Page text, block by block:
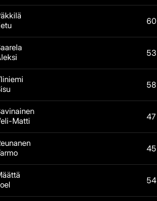
60
53
58
Matti
47
45
54